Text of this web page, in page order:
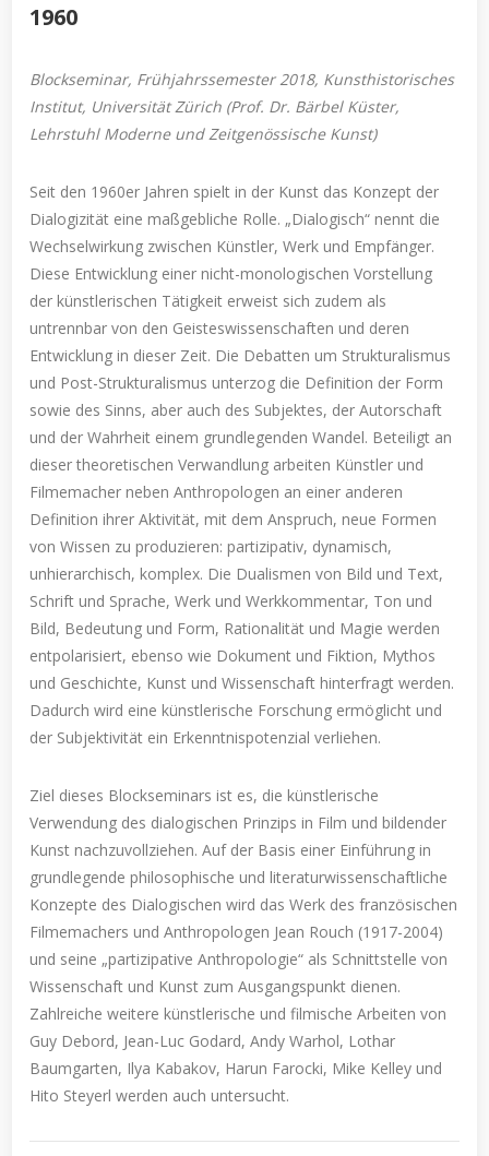
1960
Blockseminar, Frühjahrssemester 2018, Kunsthistorisches
Institut, Universität Zürich (Prof. Dr. Bärbel Küster,
Lehrstuhl Moderne und Zeitgenössische Kunst)
Seit den 1960er Jahren spielt in der Kunst das Konzept der
Dialogizität eine maßgebliche Rolle. „Dialogisch“ nennt die
Wechselwirkung zwischen Künstler, Werk und Empfänger.
Diese Entwicklung einer nicht-monologischen Vorstellung
der künstlerischen Tätigkeit erweist sich zudem als
untrennbar von den Geisteswissenschaften und deren
Entwicklung in dieser Zeit. Die Debatten um Strukturalismus
und Post-Strukturalismus unterzog die Definition der Form
sowie des Sinns, aber auch des Subjektes, der Autorschaft
und der Wahrheit einem grundlegenden Wandel. Beteiligt an
dieser theoretischen Verwandlung arbeiten Künstler und
Filmemacher neben Anthropologen an einer anderen
Definition ihrer Aktivität, mit dem Anspruch, neue Formen
von Wissen zu produzieren: partizipativ, dynamisch,
unhierarchisch, komplex. Die Dualismen von Bild und Text,
Schrift und Sprache, Werk und Werkkommentar, Ton und
Bild, Bedeutung und Form, Rationalität und Magie werden
entpolarisiert, ebenso wie Dokument und Fiktion, Mythos
und Geschichte, Kunst und Wissenschaft hinterfragt werden.
Dadurch wird eine künstlerische Forschung ermöglicht und
der Subjektivität ein Erkenntnispotenzial verliehen.
Ziel dieses Blockseminars ist es, die künstlerische
Verwendung des dialogischen Prinzips in Film und bildender
Kunst nachzuvollziehen. Auf der Basis einer Einführung in
grundlegende philosophische und literaturwissenschaftliche
Konzepte des Dialogischen wird das Werk des französischen
Filmemachers und Anthropologen Jean Rouch (1917-2004)
und seine „partizipative Anthropologie“ als Schnittstelle von
Wissenschaft und Kunst zum Ausgangspunkt dienen.
Zahlreiche weitere künstlerische und filmische Arbeiten von
Guy Debord, Jean-Luc Godard, Andy Warhol, Lothar
Baumgarten, Ilya Kabakov, Harun Farocki, Mike Kelley und
Hito Steyerl werden auch untersucht.